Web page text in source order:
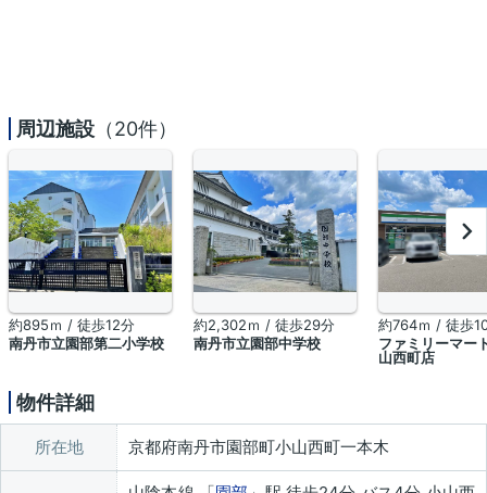
周辺施設 （20件）
約895ｍ / 徒歩12分
南丹市立園部第二小学校
約2,302ｍ / 徒歩29分
南丹市立園部中学校
約764ｍ / 徒歩
ファミリーマー
山西町店
物件詳細
所在地 京都府南丹市園部町小山西町一本木